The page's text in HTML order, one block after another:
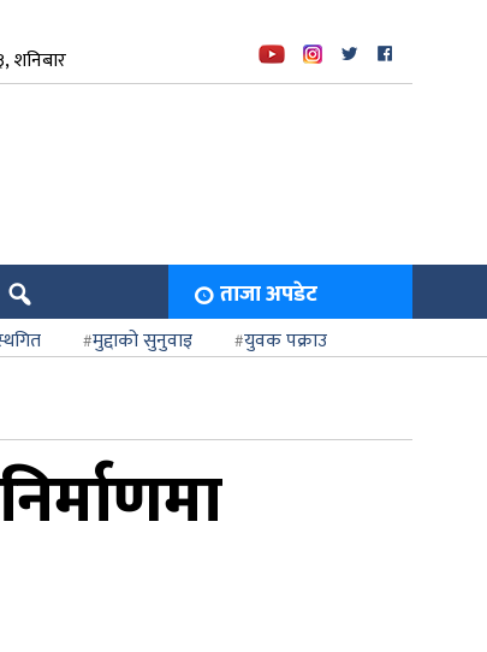
शनिबार
ताजा अपडेट
मुद्दाको सुनुवाइ
युवक पक्राउ